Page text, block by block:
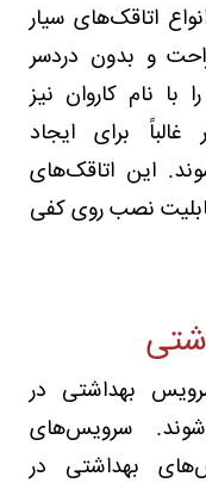
اتاقک‌های سیار
و بدون دردسر
نام کاروان نیز
برای ایجاد
این اتاقک‌های
نصب روی کفی
بهداشتی در
سرویس‌های
بهداشتی در